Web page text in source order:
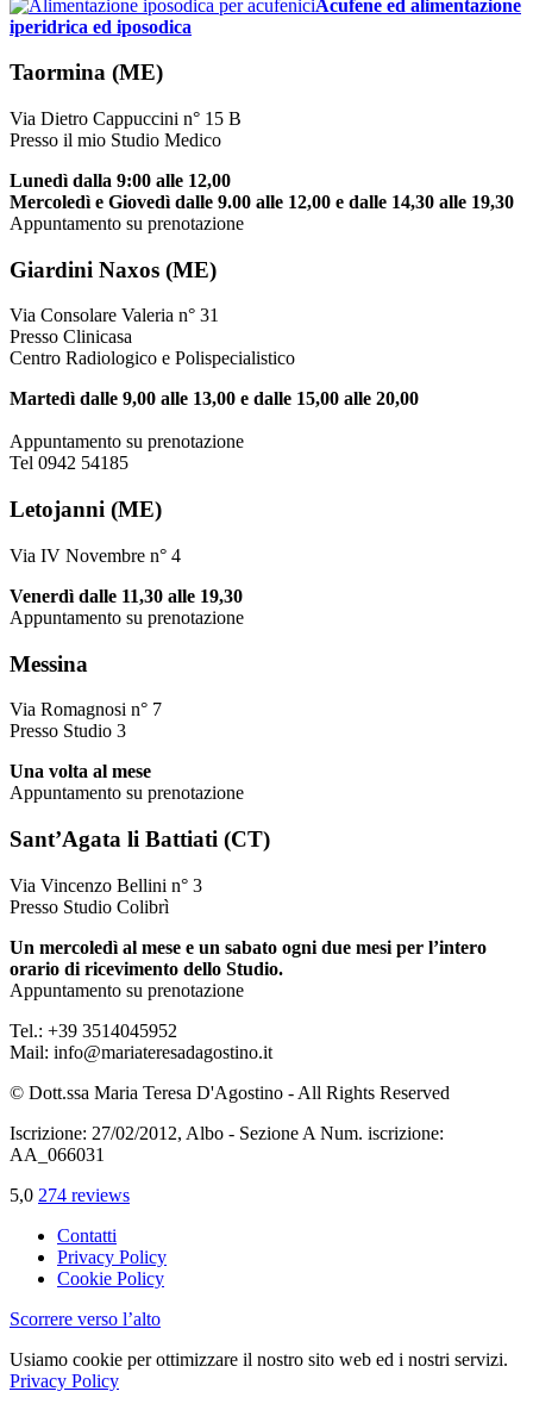
Acufene ed alimentazione
iperidrica ed iposodica
Taormina (ME)
Via Dietro Cappuccini n° 15 B
Presso il mio Studio Medico
Lunedì dalla 9:00 alle 12,00
Mercoledì e Giovedì dalle 9.00 alle 12,00 e dalle 14,30 alle 19,30
Appuntamento su prenotazione
Giardini Naxos (ME)
Via Consolare Valeria n° 31
Presso Clinicasa
Centro Radiologico e Polispecialistico
Martedì dalle 9,00 alle 13,00 e dalle 15,00 alle 20,00
Appuntamento su prenotazione
Tel 0942 54185
Letojanni (ME)
Via IV Novembre n° 4
Venerdì dalle 11,30 alle 19,30
Appuntamento su prenotazione
Messina
Via Romagnosi n° 7
Presso Studio 3
Una volta al mese
Appuntamento su prenotazione
Sant’Agata li Battiati (CT)
Via Vincenzo Bellini n° 3
Presso Studio Colibrì
Un mercoledì al mese e un sabato ogni due mesi per l’intero
orario di ricevimento dello Studio.
Appuntamento su prenotazione
Tel.: +39 3514045952
Mail: info@mariateresadagostino.it
© Dott.ssa Maria Teresa D'Agostino - All Rights Reserved
Iscrizione: 27/02/2012, Albo - Sezione A Num. iscrizione:
AA_066031
5,0 274 reviews
Contatti
Privacy Policy
Cookie Policy
Scorrere verso l’alto
Usiamo cookie per ottimizzare il nostro sito web ed i nostri servizi.
Privacy Policy